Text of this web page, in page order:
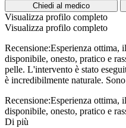
Chiedi al medico
Visualizza profilo completo
Visualizza profilo completo
Recensione:Esperienza ottima,
disponibile, onesto, pratico e
pelle. L'intervento è stato
è incredibilmente naturale.
Recensione:Esperienza ottima,
disponibile, onesto, pratico e
Di più